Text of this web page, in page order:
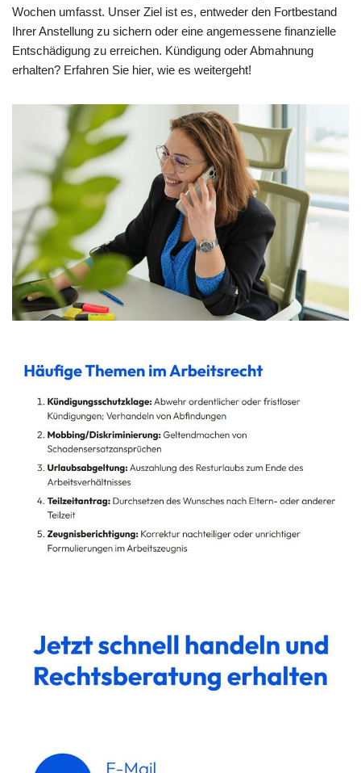
Wochen umfasst. Unser Ziel ist es, entweder den Fortbestand
Ihrer Anstellung zu sichern oder eine angemessene finanzielle
Entschädigung zu erreichen. Kündigung oder Abmahnung
erhalten? Erfahren Sie hier, wie es weitergeht!